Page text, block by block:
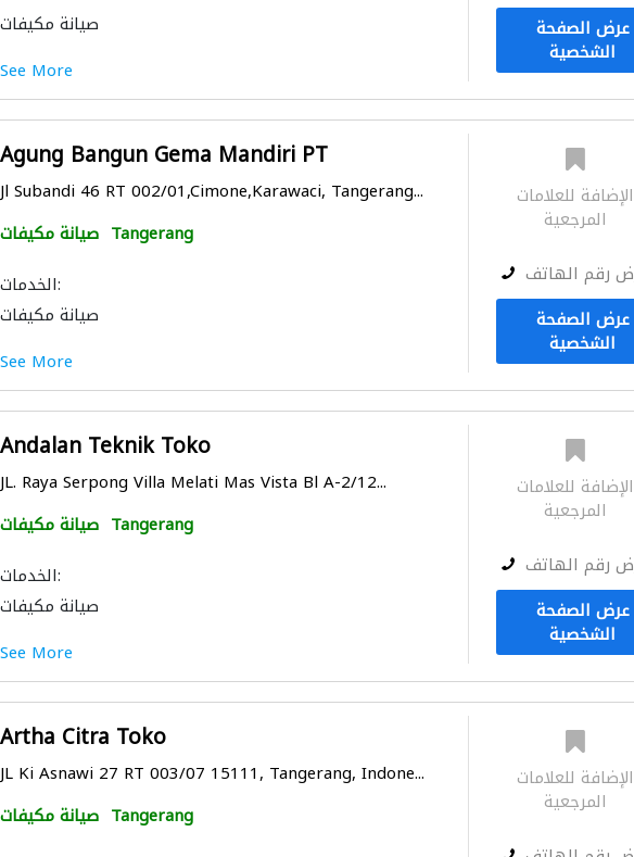
صيانة مكيفات
See More
عرض الصفحة
الشخصية
Agung Bangun Gema Mandiri PT
Jl Subandi 46 RT 002/01,Cimone,Karawaci, Tangerang...
صيانة مكيفات Tangerang
الخدمات:
صيانة مكيفات
See More
الإضافة للعلامات
المرجعية
رقم الهاتف
عرض الصفحة
الشخصية
Andalan Teknik Toko
JL. Raya Serpong Villa Melati Mas Vista Bl A-2/12...
صيانة مكيفات Tangerang
الخدمات:
صيانة مكيفات
See More
الإضافة للعلامات
المرجعية
رقم الهاتف
عرض الصفحة
الشخصية
Artha Citra Toko
JL Ki Asnawi 27 RT 003/07 15111, Tangerang, Indone...
صيانة مكيفات Tangerang
الإضافة للعلامات
المرجعية